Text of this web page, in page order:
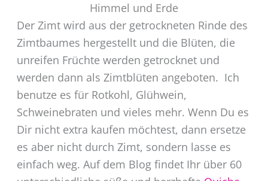
Himmel und Erde
Der Zimt wird aus der getrockneten Rinde des
Zimtbaumes hergestellt und die Blüten, die
unreifen Früchte werden getrocknet und
werden dann als Zimtblüten angeboten. Ich
benutze es für Rotkohl, Glühwein,
Schweinebraten und vieles mehr. Wenn Du es
Dir nicht extra kaufen möchtest, dann ersetze
es aber nicht durch Zimt, sondern lasse es
einfach weg. Auf dem Blog findet Ihr über 60